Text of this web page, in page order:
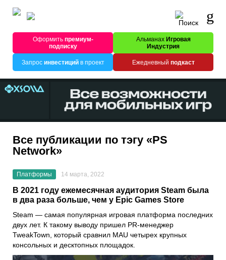
Оформитьпремиум-
подписку
Альманах Игровая
Индустрия
Запрос инвестицийв проект Ежедневный подкаст
Все публикации по тэгу «PS
Network»
Платформы 14 марта, 2022
В 2021 году ежемесячная аудитория Steam была
в два раза больше, чем у Epic Games Store
Steam — самая популярная игровая платформа последних
двух лет. К такому выводу пришел PR-менеджер
TweakTown , который сравнил MAU четырех крупных
консольных и десктопных площадок.